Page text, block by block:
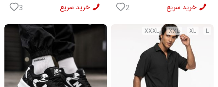
خرید سریع 3 خرید سریع 2
L
XL
XXL
XXXL